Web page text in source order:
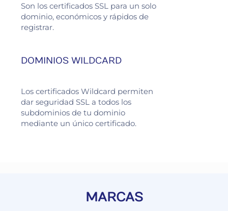
Son los certificados SSL para un solo
dominio, económicos y rápidos de
registrar.
DOMINIOS WILDCARD
Los certificados Wildcard permiten
dar seguridad SSL a todos los
subdominios de tu dominio
mediante un único certificado.
MARCAS